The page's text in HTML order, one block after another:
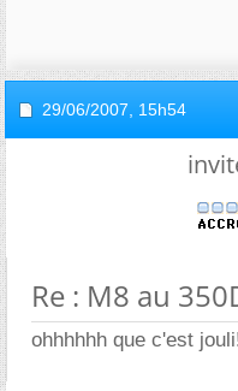
29/06/2007, 15h54
Re : M8 au
ohhhhhh que c'est